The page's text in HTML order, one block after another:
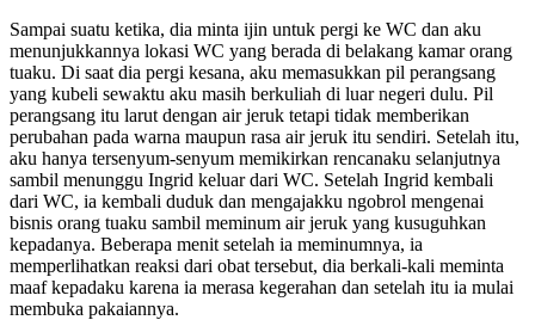
Sampai suatu ketika, dia minta ijin untuk pergi ke WC dan aku
menunjukkannya lokasi WC yang berada di belakang kamar orang
tuaku. Di saat dia pergi kesana, aku memasukkan pil perangsang
yang kubeli sewaktu aku masih berkuliah di luar negeri dulu. Pil
perangsang itu larut dengan air jeruk tetapi tidak memberikan
perubahan pada warna maupun rasa air jeruk itu sendiri. Setelah itu,
aku hanya tersenyum-senyum memikirkan rencanaku selanjutnya
sambil menunggu Ingrid keluar dari WC. Setelah Ingrid kembali
dari WC, ia kembali duduk dan mengajakku ngobrol mengenai
bisnis orang tuaku sambil meminum air jeruk yang kusuguhkan
kepadanya. Beberapa menit setelah ia meminumnya, ia
memperlihatkan reaksi dari obat tersebut, dia berkali-kali meminta
maaf kepadaku karena ia merasa kegerahan dan setelah itu ia mulai
membuka pakaiannya.